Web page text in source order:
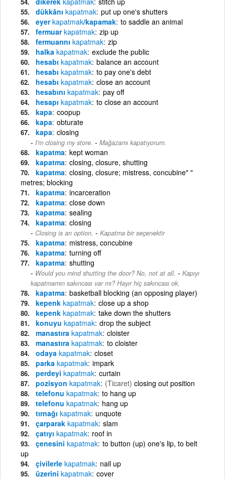
dükkânı kapatmak put up one's shutters
eyerkapatmak/kapamak to saddle an animal
fermuarkapatmak zip up
fermuarını kapatmak zip
halka kapatmak exclude the public
hesabı kapatmak balance an account
hesabı kapatmak to pay one's debt
hesabı kapatmak close an account
hesabını kapatmak pay off
hesapı kapatmak to close an account
kapa coopup
kapa obturate
kapa closing
I'm closing my store. - Mağazamı kapatıyorum.
kapatma kept woman
kapatma closing, closure, shutting
kapatma closing, closure; mistress, concubine" "
metres; blocking
kapatma incarceration
kapatma close down
kapatma sealing
kapatma closing
Closing is an option. - Kapatma bir seçenektir
kapatma mistress, concubine
kapatma turning off
kapatma shutting
Would you mind shutting the door? No, not at all. - Kapıyı
kapatmamın sakıncası var mı? Hayır hiç sakıncası ok.
kapatma basketball blocking (an opposing player)
kepenk kapatmak close up a shop
kepenk kapatmak take down the shutters
konuyu kapatmak drop the subject
manastıra kapatmak cloister
manastıra kapatmak to cloister
odaya kapatmak closet
parka kapatmak impark
perdeyi kapatmak curtain
pozisyon kapatmak (Ticaret) closing out position
telefonu kapatmak to hang up
telefonu kapatmak hang up
tırnağı kapatmak unquote
çarparak kapatmak slam
çatıyı kapatmak roof in
çenesini kapatmak to button (up) one's lip, to belt
up
çivilerle kapatmak nail up
üzerini kapatmak cover